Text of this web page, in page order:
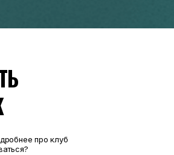
про клуб